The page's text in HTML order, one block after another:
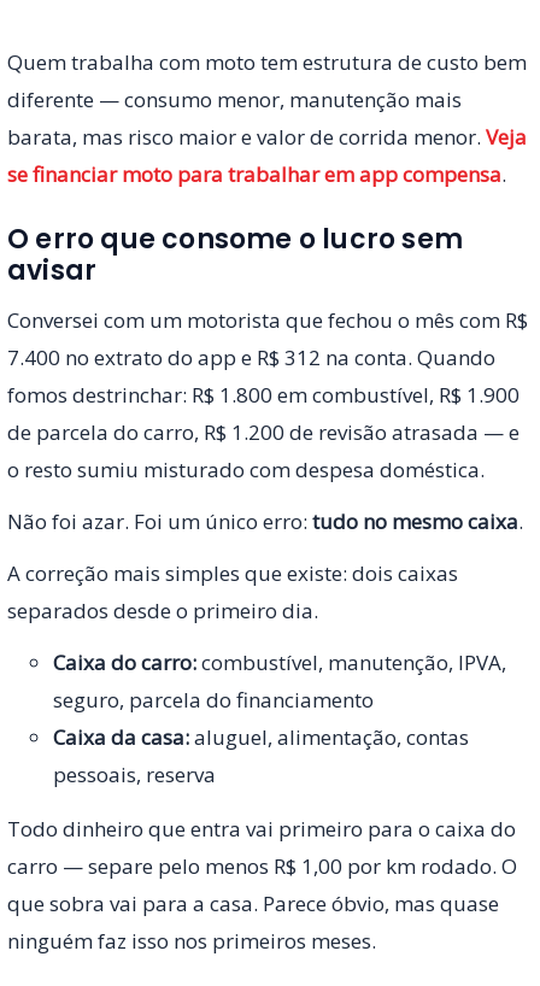
Quem trabalha com moto tem estrutura de custo bem
diferente — consumo menor, manutenção mais
barata, mas risco maior e valor de corrida menor. Veja
se financiar moto para trabalhar em app compensa.
O erro que consome o lucro sem
avisar
Conversei com um motorista que fechou o mês com R$
7.400 no extrato do app e R$ 312 na conta. Quando
fomos destrinchar: R$ 1.800 em combustível, R$ 1.900
de parcela do carro, R$ 1.200 de revisão atrasada — e
o resto sumiu misturado com despesa doméstica.
Não foi azar. Foi um único erro: tudo no mesmo caixa.
A correção mais simples que existe: dois caixas
separados desde o primeiro dia.
Caixa do carro:combustível, manutenção, IPVA,
seguro, parcela do financiamento
Caixa da casa:aluguel, alimentação, contas
pessoais, reserva
Todo dinheiro que entra vai primeiro para o caixa do
carro — separe pelo menos R$ 1,00 por km rodado. O
que sobra vai para a casa. Parece óbvio, mas quase
ninguém faz isso nos primeiros meses.